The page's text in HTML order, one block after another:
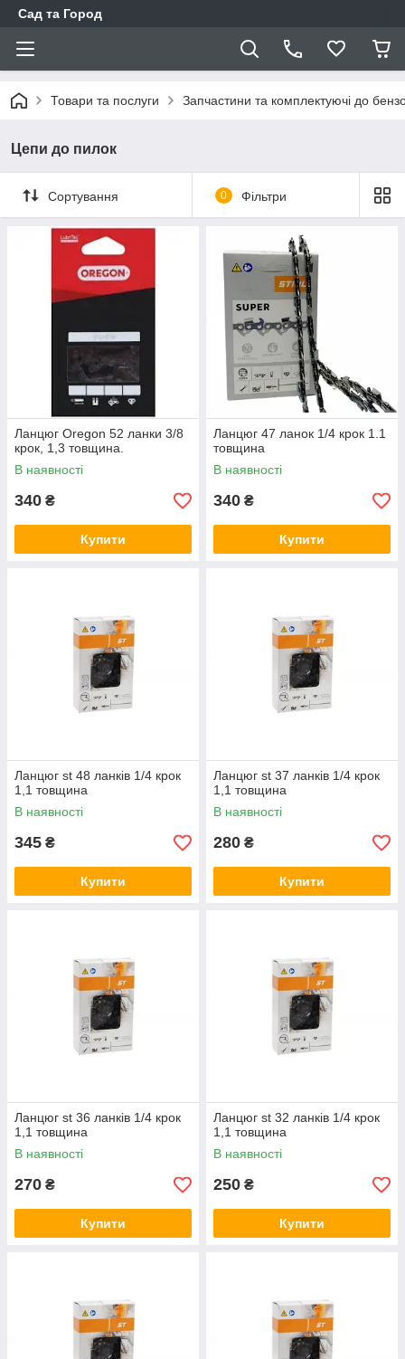
Сад та Город
Товари та послуги Запчастини та комплектуючі до
Цепи до пилок
Сортування 0 Фільтри
Ланцюг Oregon 52 ланки 3/8
крок, 1,3 товщина.
В наявності
340 ₴
Купити
Ланцюг 47 ланок 1/4 крок 1.1
товщина
В наявності
340 ₴
Купити
Ланцюг st 48 ланків 1/4 крок
1,1 товщина
В наявності
345 ₴
Купити
Ланцюг st 37 ланків 1/4 крок
1,1 товщина
В наявності
280 ₴
Купити
Ланцюг st 36 ланків 1/4 крок
1,1 товщина
В наявності
270 ₴
Купити
Ланцюг st 32 ланків 1/4 крок
1,1 товщина
В наявності
250 ₴
Купити